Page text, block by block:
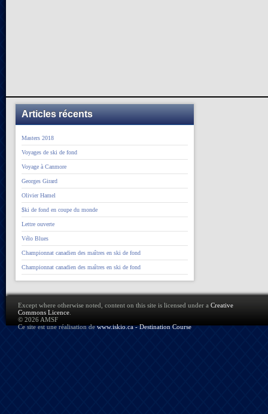
Articles récents
Masters 2018
Voyages de ski de fond
Voyage à Canmore
Georges Girard
Olivier Hamel
$ki de fond en coupe du monde
Lettre ouverte
Vélo Blues
Championnat canadien des maîtres en ski de fond
Championnat canadien des maîtres en ski de fond
Except where otherwise noted, content on this site is licensed under a Creative
Commons Licence
© 2026 AMSF
Ce site est une réalisation dewww.iskio.ca - Destination Course